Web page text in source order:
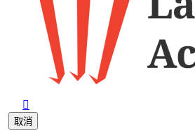

取消